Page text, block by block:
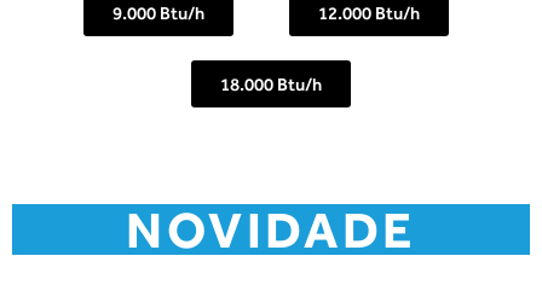
9.000 Btu/h 12.000 Btu/h
18.000 Btu/h
NOVIDADE